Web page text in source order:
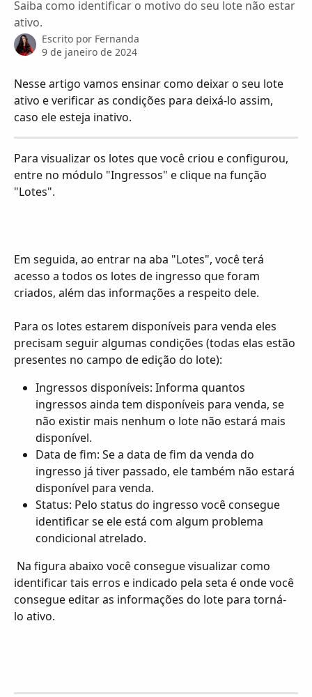
Saiba como identificar o motivo do seu lote não estar
ativo.
Escrito por Fernanda
9 de janeiro de 2024
Nesse artigo vamos ensinar como deixar o seu lote
ativo e verificar as condições para deixá-lo assim,
caso ele esteja inativo.
Para visualizar os lotes que você criou e configurou,
entre no módulo "Ingressos" e clique na função
"Lotes".
Em seguida, ao entrar na aba "Lotes", você terá
acesso a todos os lotes de ingresso que foram
criados, além das informações a respeito dele.
Para os lotes estarem disponíveis para venda eles
precisam seguir algumas condições (todas elas estão
presentes no campo de edição do lote):
Ingressos disponíveis: Informa quantos
ingressos ainda tem disponíveis para venda, se
não existir mais nenhum o lote não estará mais
disponível.
Data de fim: Se a data de fim da venda do
ingresso já tiver passado, ele também não estará
disponível para venda.
Status: Pelo status do ingresso você consegue
identificar se ele está com algum problema
condicional atrelado.
identificar tais erros e indicado pela seta é onde você
consegue editar as informações do lote para torná-
lo ativo.